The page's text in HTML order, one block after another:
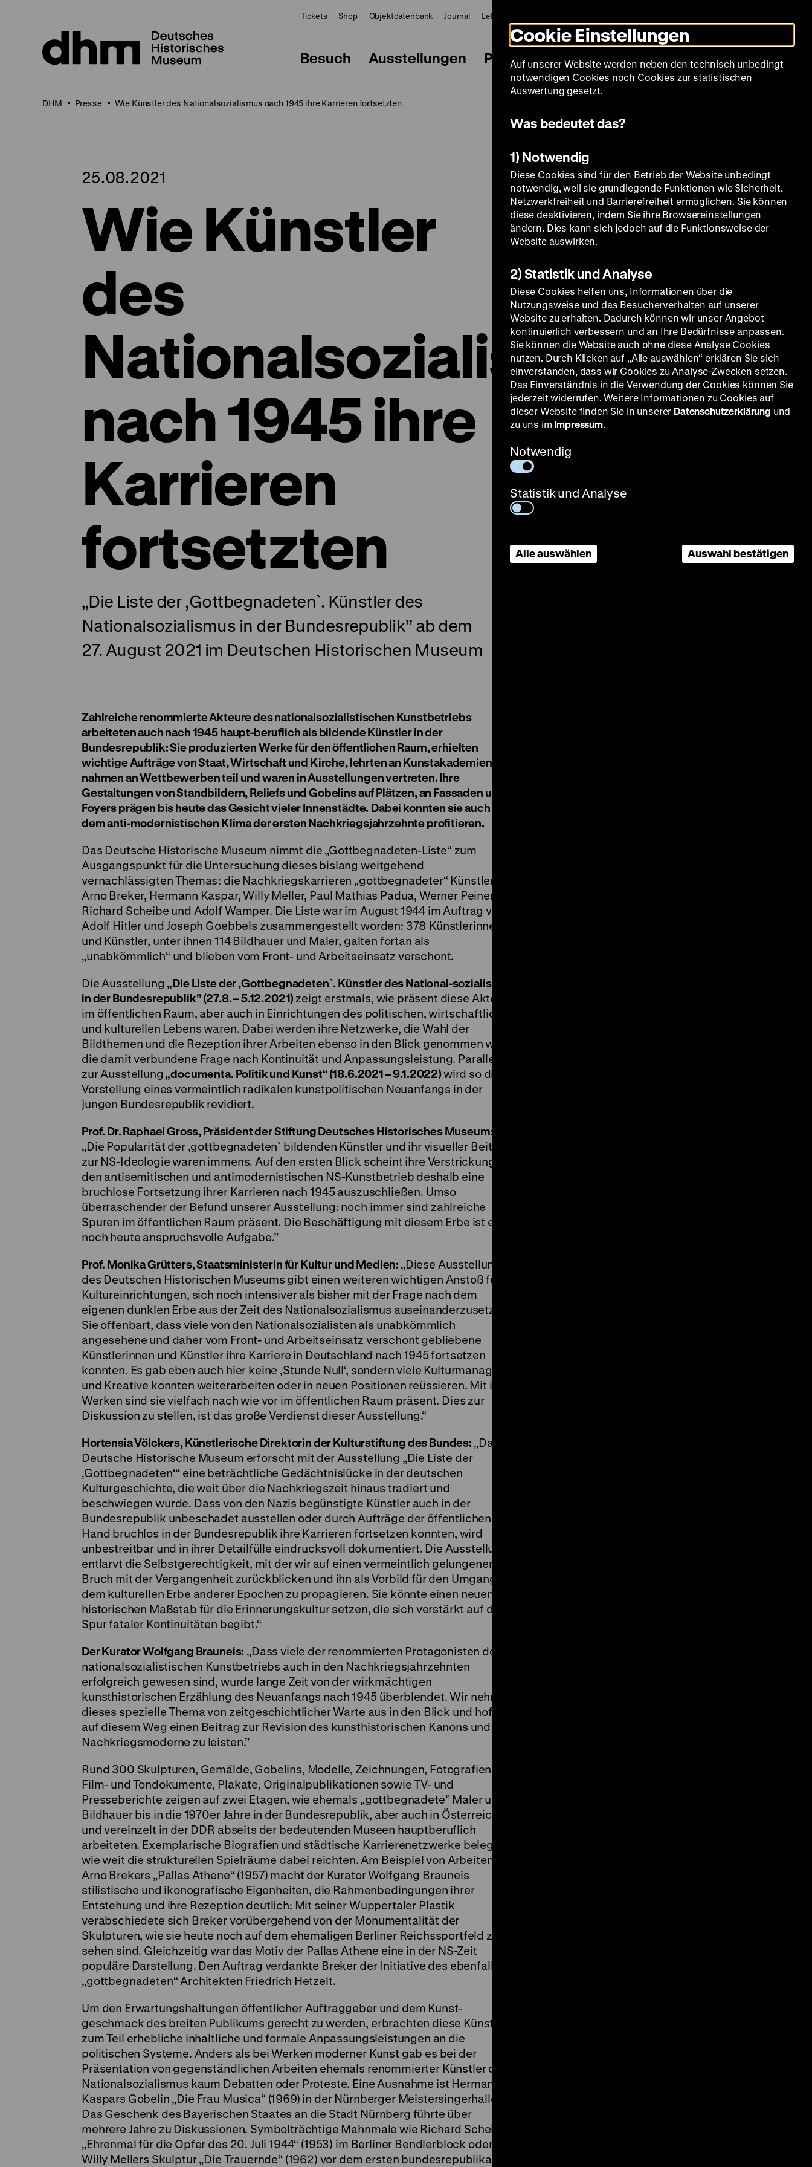
Seiteninhalt
springen
Tickets Shop Objektdatenbank Journal LeMO
Modus
umschalten
zum
Deutschen
Historischen
in
Deutscher
zum
Deutschen
Historischen
in
Leichter
Besuch Ausstellungen Programm Sammlung Bildung Museum
DHM Presse Wie Künstler des Nationalsozialismus nach 1945 ihre Karrieren fortsetzten
25.08.2021
Wie Künstler
des
Nationalsozialismus
nach 1945 ihre
Karrieren
fortsetzten
„Die Liste der ,Gottbegnadeten`. Künstler des
Nationalsozialismus in der Bundesrepublik” ab dem
27. August 2021 im Deutschen Historischen Museum
Zahlreiche renommierte Akteure des nationalsozialistischen Kunstbetriebs
arbeiteten auch nach 1945 haupt-beruflich als bildende Künstler in der
Bundesrepublik: Sie produzierten Werke für den öffentlichen Raum, erhielten
wichtige Aufträge von Staat, Wirtschaft und Kirche, lehrten an Kunstakademien,
nahmen an Wettbewerben teil und waren in Ausstellungen vertreten. Ihre
Gestaltungen von Standbildern, Reliefs und Gobelins auf Plätzen, an Fassaden und in
Foyers prägen bis heute das Gesicht vieler Innenstädte. Dabei konnten sie auch von
dem anti-modernistischen Klima der ersten Nachkriegsjahrzehnte profitieren.
Das Deutsche Historische Museum nimmt die „Gottbegnadeten-Liste“ zum
Ausgangspunkt für die Untersuchung dieses bislang weitgehend
vernachlässigten Themas: die Nachkriegskarrieren „gottbegnadeter“ Künstler wie
Arno Breker, Hermann Kaspar, Willy Meller, Paul Mathias Padua, Werner Peiner,
Richard Scheibe und Adolf Wamper. Die Liste war im August 1944 im Auftrag von
Adolf Hitler und Joseph Goebbels zusammengestellt worden: 378 Künstlerinnen
und Künstler, unter ihnen 114 Bildhauer und Maler, galten fortan als
„unabkömmlich“ und blieben vom Front- und Arbeitseinsatz verschont.
Die Ausstellung„Die Liste der ,Gottbegnadeten`. Künstler des National-sozialismus
in der Bundesrepublik” (27.8. – 5.12.2021)zeigt erstmals, wie präsent diese Akteure
im öffentlichen Raum, aber auch in Einrichtungen des politischen, wirtschaftlichen
und kulturellen Lebens waren. Dabei werden ihre Netzwerke, die Wahl der
Bildthemen und die Rezeption ihrer Arbeiten ebenso in den Blick genommen wie
die damit verbundene Frage nach Kontinuität und Anpassungsleistung. Parallel
zur Ausstellung „documenta. Politik und Kunst“(18.6.2021 – 9.1.2022)wird so die
Vorstellung eines vermeintlich radikalen kunstpolitischen Neuanfangs in der
jungen Bundesrepublik revidiert.
Prof. Dr. Raphael Gross, Präsident der Stiftung Deutsches Historisches Museum:
„Die Popularität der ,gottbegnadeten` bildenden Künstler und ihr visueller Beitrag
zur NS-Ideologie waren immens. Auf den ersten Blick scheint ihre Verstrickung in
den antisemitischen und antimodernistischen NS-Kunstbetrieb deshalb eine
bruchlose Fortsetzung ihrer Karrieren nach 1945 auszuschließen. Umso
überraschender der Befund unserer Ausstellung: noch immer sind zahlreiche
Spuren im öffentlichen Raum präsent. Die Beschäftigung mit diesem Erbe ist eine
noch heute anspruchsvolle Aufgabe.”
Prof. Monika Grütters, Staatsministerin für Kultur und Medien:„Diese Ausstellung
des Deutschen Historischen Museums gibt einen weiteren wichtigen Anstoß für
Kultureinrichtungen, sich noch intensiver als bisher mit der Frage nach dem
eigenen dunklen Erbe aus der Zeit des Nationalsozialismus auseinanderzusetzen.
Sie offenbart, dass viele von den Nationalsozialisten als unabkömmlich
angesehene und daher vom Front- und Arbeitseinsatz verschont gebliebene
Künstlerinnen und Künstler ihre Karriere in Deutschland nach 1945 fortsetzen
konnten. Es gab eben auch hier keine ‚Stunde Null‘, sondern viele Kulturmanager
und Kreative konnten weiterarbeiten oder in neuen Positionen reüssieren. Mit ihren
Werken sind sie vielfach nach wie vor im öffentlichen Raum präsent. Dies zur
Diskussion zu stellen, ist das große Verdienst dieser Ausstellung.“
Hortensia Völckers, Künstlerische Direktorin der Kulturstiftung des Bundes:„Das
Deutsche Historische Museum erforscht mit der Ausstellung „Die Liste der
‚Gottbegnadeten‘“ eine beträchtliche Gedächtnislücke in der deutschen
Kulturgeschichte, die weit über die Nachkriegszeit hinaus tradiert und
beschwiegen wurde. Dass von den Nazis begünstigte Künstler auch in der
Bundesrepublik unbeschadet ausstellen oder durch Aufträge der öffentlichen
Hand bruchlos in der Bundesrepublik ihre Karrieren fortsetzen konnten, wird
unbestreitbar und in ihrer Detailfülle eindrucksvoll dokumentiert. Die Ausstellung
entlarvt die Selbstgerechtigkeit, mit der wir auf einen vermeintlich gelungenen
Bruch mit der Vergangenheit zurückblicken und ihn als Vorbild für den Umgang mit
dem kulturellen Erbe anderer Epochen zu propagieren. Sie könnte einen neuen
historischen Maßstab für die Erinnerungskultur setzen, die sich verstärkt auf die
Spur fataler Kontinuitäten begibt.“
Der Kurator Wolfgang Brauneis: „Dass viele der renommierten Protagonisten des
nationalsozialistischen Kunstbetriebs auch in den Nachkriegsjahrzehnten
erfolgreich gewesen sind, wurde lange Zeit von der wirkmächtigen
kunsthistorischen Erzählung des Neuanfangs nach 1945 überblendet. Wir nehmen
dieses spezielle Thema von zeitgeschichtlicher Warte aus in den Blick und hoffen,
auf diesem Weg einen Beitrag zur Revision des kunsthistorischen Kanons und der
Nachkriegsmoderne zu leisten.”
Rund 300 Skulpturen, Gemälde, Gobelins, Modelle, Zeichnungen, Fotografien,
Film- und Tondokumente, Plakate, Originalpublikationen sowie TV- und
Presseberichte zeigen auf zwei Etagen, wie ehemals „gottbegnadete” Maler und
Bildhauer bis in die 1970er Jahre in der Bundesrepublik, aber auch in Österreich
und vereinzelt in der DDR abseits der bedeutenden Museen hauptberuflich
arbeiteten. Exemplarische Biografien und städtische Karrierenetzwerke belegen,
wie weit die strukturellen Spielräume dabei reichten. Am Beispiel von Arbeiten wie
Arno Brekers „Pallas Athene“ (1957) macht der Kurator Wolfgang Brauneis
stilistische und ikonografische Eigenheiten, die Rahmenbedingungen ihrer
Entstehung und ihre Rezeption deutlich: Mit seiner Wuppertaler Plastik
verabschiedete sich Breker vorübergehend von der Monumentalität der
Skulpturen, wie sie heute noch auf dem ehemaligen Berliner Reichssportfeld zu
sehen sind. Gleichzeitig war das Motiv der Pallas Athene eine in der NS-Zeit
populäre Darstellung. Den Auftrag verdankte Breker der Initiative des ebenfalls
„gottbegnadeten“ Architekten Friedrich Hetzelt.
Um den Erwartungshaltungen öffentlicher Auftraggeber und dem Kunst-
geschmack des breiten Publikums gerecht zu werden, erbrachten diese Künstler
zum Teil erhebliche inhaltliche und formale Anpassungsleistungen an die
politischen Systeme. Anders als bei Werken moderner Kunst gab es bei der
Präsentation von gegenständlichen Arbeiten ehemals renommierter Künstler des
Nationalsozialismus kaum Debatten oder Proteste. Eine Ausnahme ist Hermann
Kaspars Gobelin „Die Frau Musica“ (1969) in der Nürnberger Meistersingerhalle:
Das Geschenk des Bayerischen Staates an die Stadt Nürnberg führte über
mehrere Jahre zu Diskussionen. Symbolträchtige Mahnmale wie Richard Scheibes
„Ehrenmal für die Opfer des 20. Juli 1944“ (1953) im Berliner Bendlerblock oder
Willy Mellers Skulptur „Die Trauernde“ (1962) vor dem ersten bundesrepublika-
Cookie Einstellungen
Auf unserer Website werden neben den technisch unbedingt
notwendigen Cookies noch Cookies zur statistischen
Auswertung gesetzt.
Was bedeutet das?
1) Notwendig
Diese Cookies sind für den Betrieb der Website unbedingt
notwendig, weil sie grundlegende Funktionen wie Sicherheit,
Netzwerkfreiheit und Barrierefreiheit ermöglichen. Sie können
diese deaktivieren, indem Sie ihre Browsereinstellungen
ändern. Dies kann sich jedoch auf die Funktionsweise der
Website auswirken.
2) Statistik und Analyse
Diese Cookies helfen uns, Informationen über die
Nutzungsweise und das Besucherverhalten auf unserer
Website zu erhalten. Dadurch können wir unser Angebot
kontinuierlich verbessern und an Ihre Bedürfnisse anpassen.
Sie können die Website auch ohne diese Analyse Cookies
nutzen. Durch Klicken auf „Alle auswählen“ erklären Sie sich
einverstanden, dass wir Cookies zu Analyse-Zwecken setzen.
Das Einverständnis in die Verwendung der Cookies können Sie
jederzeit widerrufen. Weitere Informationen zu Cookies auf
dieser Website finden Sie in unserer Datenschutzerklärung und
zu uns im Impressum.
Notwendig
Statistik und Analyse
Alle auswählen Auswahl bestätigen